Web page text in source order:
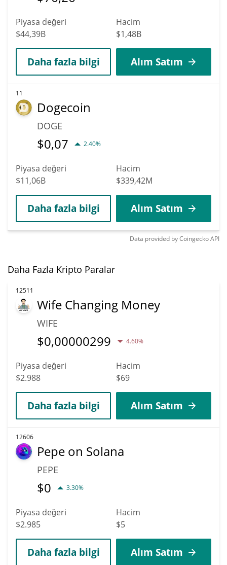
Piyasa değeri
$44,39B
Hacim
$1,48B
Daha fazla bilgi Alım Satım
11
Dogecoin
DOGE
$0,07 2.40%
Piyasa değeri
$11,06B
Hacim
$339,42M
Daha fazla bilgi Alım Satım
Data provided byCoingeckoAPI
Daha Fazla Kripto Paralar
12511
Wife Changing Money
WIFE
$0,00000299 4.60%
Piyasa değeri
$2.988
Hacim
$69
Daha fazla bilgi Alım Satım
12606
Pepe on Solana
PEPE
$0 3.30%
Piyasa değeri
$2.985
Hacim
$5
Daha fazla bilgi Alım Satım